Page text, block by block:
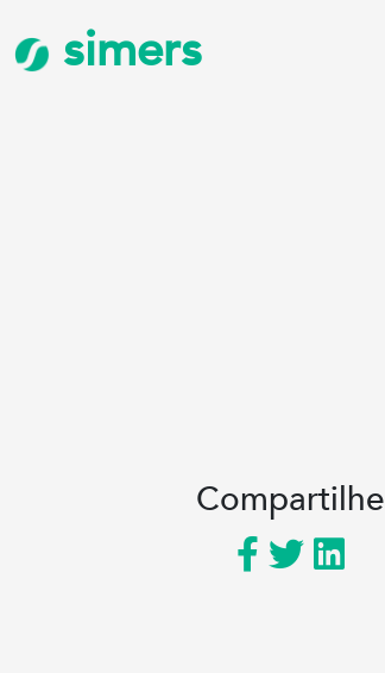
simers
Compartilhe